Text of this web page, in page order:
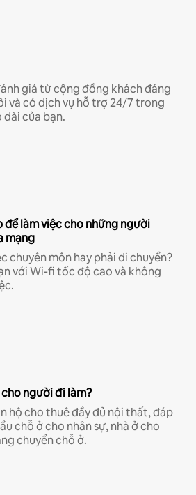
giá từ cộng đồng khách đáng
và có dịch vụ hỗ trợ 24/7 trong
của bạn.
để làm việc cho những người
mạng
chuyên môn hay phải di chuyển?
với Wi-fi tốc độ cao và không
người đi làm?
hộ cho thuê đầy đủ nội thất, đáp
chỗ ở cho nhân sự, nhà ở cho
chuyển chỗ ở.